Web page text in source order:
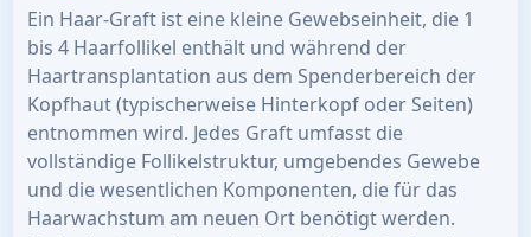
Ein Haar-Graft ist eine kleine Gewebseinheit, die 1
bis 4 Haarfollikel enthält und während der
Haartransplantation aus dem Spenderbereich der
Kopfhaut (typischerweise Hinterkopf oder Seiten)
entnommen wird. Jedes Graft umfasst die
vollständige Follikelstruktur, umgebendes Gewebe
und die wesentlichen Komponenten, die für das
Haarwachstum am neuen Ort benötigt werden.